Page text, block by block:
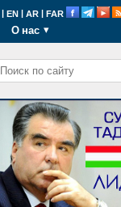
| EN | AR | FAR
О нас